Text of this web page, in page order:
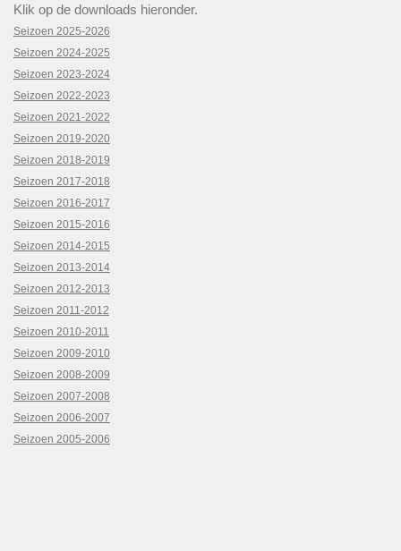
Klik op de downloads hieronder.
Seizoen 2025-2026
Seizoen 2024-2025
Seizoen 2023-2024
Seizoen 2022-2023
Seizoen 2021-2022
Seizoen 2019-2020
Seizoen 2018-2019
Seizoen 2017-2018
Seizoen 2016-2017
Seizoen 2015-2016
Seizoen 2014-2015
Seizoen 2013-2014
Seizoen 2012-2013
Seizoen 2011-2012
Seizoen 2010-2011
Seizoen 2009-2010
Seizoen 2008-2009
Seizoen 2007-2008
Seizoen 2006-2007
Seizoen 2005-2006